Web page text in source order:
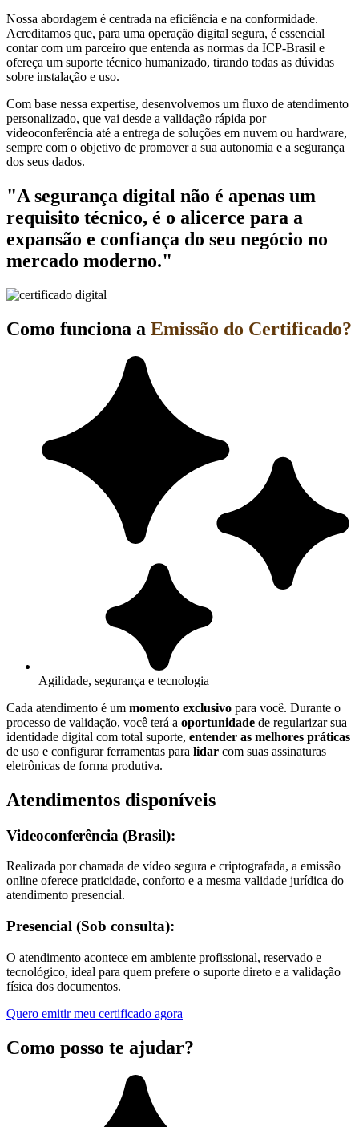
Nossa abordagem é centrada na eficiência e na conformidade.
Acreditamos que, para uma operação digital segura, é essencial
contar com um parceiro que entenda as normas da ICP-Brasil e
ofereça um suporte técnico humanizado, tirando todas as dúvidas
sobre instalação e uso.
Com base nessa expertise, desenvolvemos um fluxo de atendimento
personalizado, que vai desde a validação rápida por
videoconferência até a entrega de soluções em nuvem ou hardware,
sempre com o objetivo de promover a sua autonomia e a segurança
dos seus dados.
"A segurança digital não é apenas um
requisito técnico, é o alicerce para a
expansão e confiança do seu negócio no
mercado moderno."
Como funciona a Emissão do Certificado?
Agilidade, segurança e tecnologia
Cada atendimento é um momento exclusivo para você. Durante o
processo de validação, você terá a oportunidade de regularizar sua
identidade digital com total suporte, entender as melhores práticas
de uso e configurar ferramentas para lidar com suas assinaturas
eletrônicas de forma produtiva.
Atendimentos disponíveis
Videoconferência (Brasil):
Realizada por chamada de vídeo segura e criptografada, a emissão
online oferece praticidade, conforto e a mesma validade jurídica do
atendimento presencial.
Presencial (Sob consulta):
O atendimento acontece em ambiente profissional, reservado e
tecnológico, ideal para quem prefere o suporte direto e a validação
física dos documentos.
Quero emitir meu certificado agora
Como posso te ajudar?